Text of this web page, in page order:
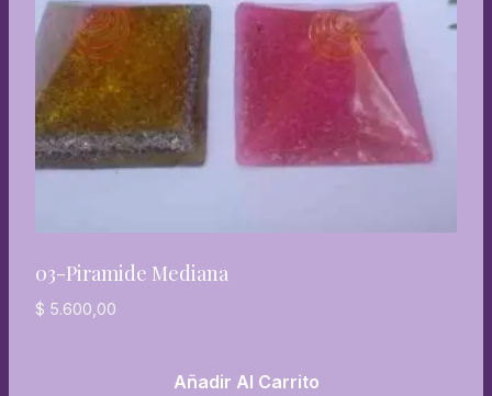
03-Piramide Mediana
$ 5.600,00
Añadir Al Carrito